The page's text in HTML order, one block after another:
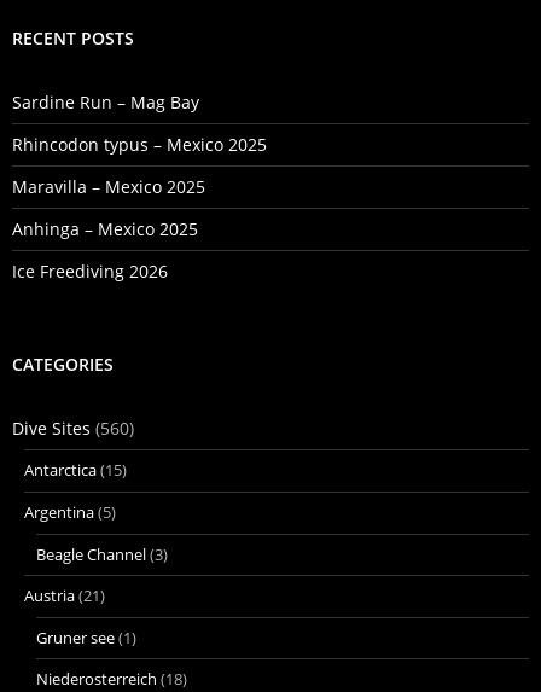
RECENT POSTS
Sardine Run – Mag Bay
Rhincodon typus – Mexico 2025
Maravilla – Mexico 2025
Anhinga – Mexico 2025
Ice Freediving 2026
CATEGORIES
Dive Sites (560)
Antarctica(15)
Argentina(5)
Beagle Channel(3)
Austria(21)
Gruner see(1)
Niederosterreich (18)